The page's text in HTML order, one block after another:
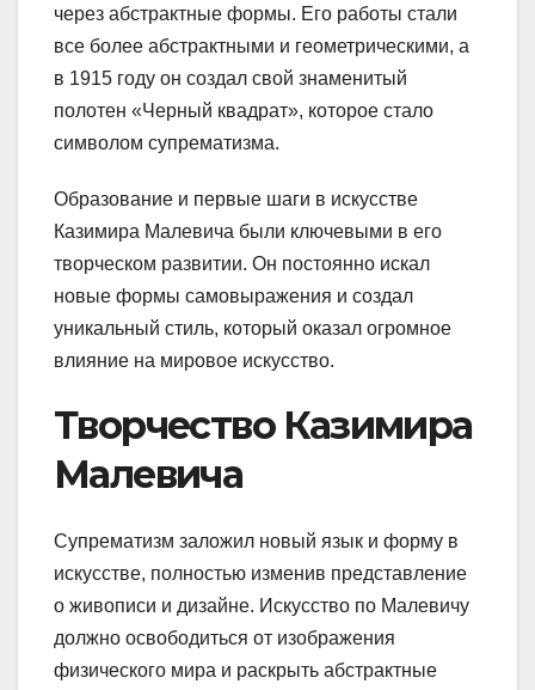
через абстрактные формы. Его работы стали
все более абстрактными и геометрическими, а
в 1915 году он создал свой знаменитый
полотен «Черный квадрат», которое стало
символом супрематизма.
Образование и первые шаги в искусстве
Казимира Малевича были ключевыми в его
творческом развитии. Он постоянно искал
новые формы самовыражения и создал
уникальный стиль, который оказал огромное
влияние на мировое искусство.
Творчество Казимира
Малевича
Супрематизм заложил новый язык и форму в
искусстве, полностью изменив представление
о живописи и дизайне. Искусство по Малевичу
должно освободиться от изображения
физического мира и раскрыть абстрактные